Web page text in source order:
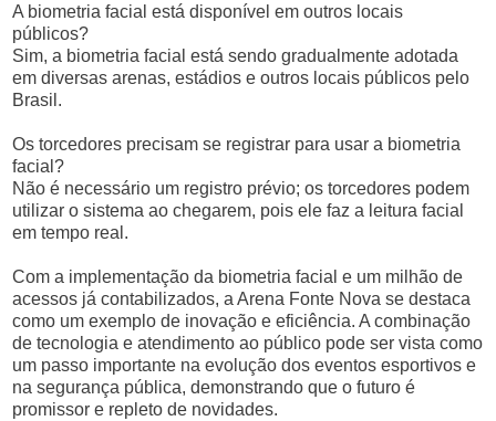
A biometria facial está disponível em outros locais
públicos?
Sim, a biometria facial está sendo gradualmente adotada
em diversas arenas, estádios e outros locais públicos pelo
Brasil.
Os torcedores precisam se registrar para usar a biometria
facial?
Não é necessário um registro prévio; os torcedores podem
utilizar o sistema ao chegarem, pois ele faz a leitura facial
em tempo real.
Com a implementação da biometria facial e um milhão de
acessos já contabilizados, a Arena Fonte Nova se destaca
como um exemplo de inovação e eficiência. A combinação
de tecnologia e atendimento ao público pode ser vista como
um passo importante na evolução dos eventos esportivos e
na segurança pública, demonstrando que o futuro é
promissor e repleto de novidades.